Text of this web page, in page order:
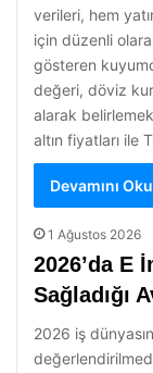
verileri, hem
için düzenli
gösteren
değeri, döviz
alarak
altın fiyatları ile
Devamını Oku
1 Ağustos 2026
2026’da E
Sağladığı
2026 iş